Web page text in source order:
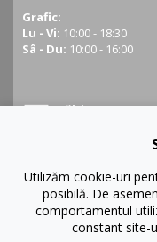
Grafic:
Lu - Vi: 10:00 - 18:30
Sâ - Du: 10:00 - 16:00
Bălți
Bălți, str. Ștefan
+373 68 452 945
balti@gustapro.md
Utilizăm cookie-uri
posibilă. De
comportamentul
constant site-